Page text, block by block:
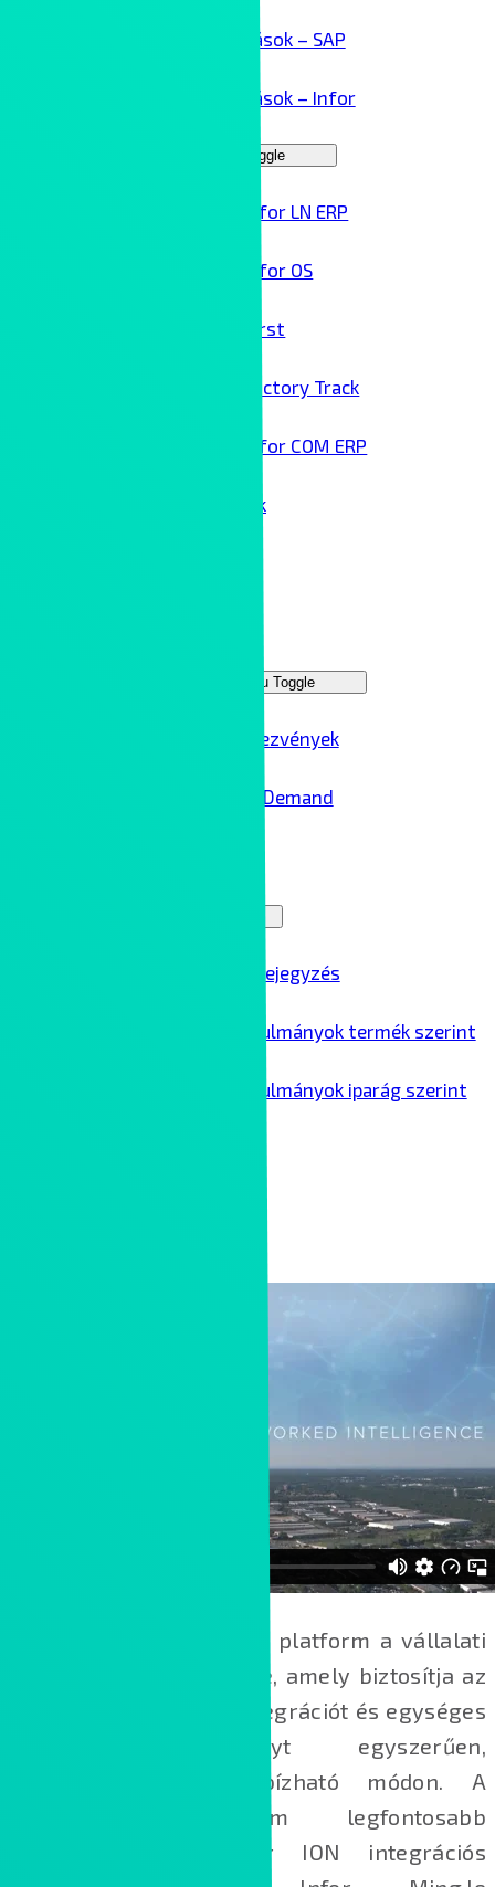
ERP megoldások – SAP
ERP megoldások – Infor
Menu Toggle
Infor LN ERP
Infor OS
Birst
Factory Track
Infor COM ERP
Technológai partnereink
Menu Toggle
Ipar 4.0 rendezvények
Ipar 4.0 – On Demand
Összes blogbejegyzés
Ipari esettanulmányok termék szerint
Ipari esettanulmányok iparág szerint
Az Infor OS technológiai platform a vállalati
ökoszisztéma alappillére, amely biztosítja az
alkalmazások közötti integrációt és egységes
felhasználói élményt egyszerűen,
biztonságos és megbízható módon. A
technológiai platform legfontosabb
alkotóelemei az Infor ION integrációs